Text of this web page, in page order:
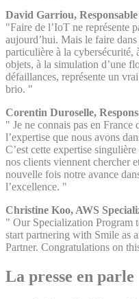
David Garriou,
"Faire de l’IoT ne représente
aujourd’hui. Mais le faire
particulière à la cybersécurité,
objets, à la simulation d’une
défaillances, représente un
brio. "
Corentin Duroselle,
" Je ne connais pas en France
l’expertise que nous avons
C’est cette expertise
nos clients viennent chercher
nouvelle fois notre avance
l’excellence. "
Christine Koo, AWS
" Our Specialization Program
start partnering with Smile as
Partner. Congratulations on
La presse en parle